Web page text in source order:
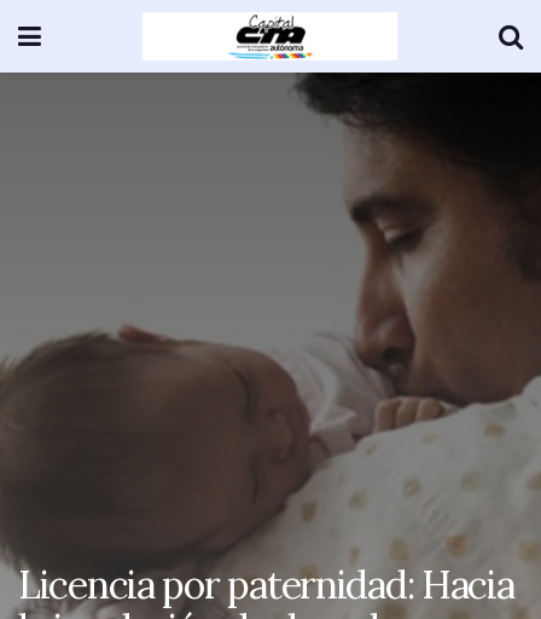
Licencia por paternidad: Hacia